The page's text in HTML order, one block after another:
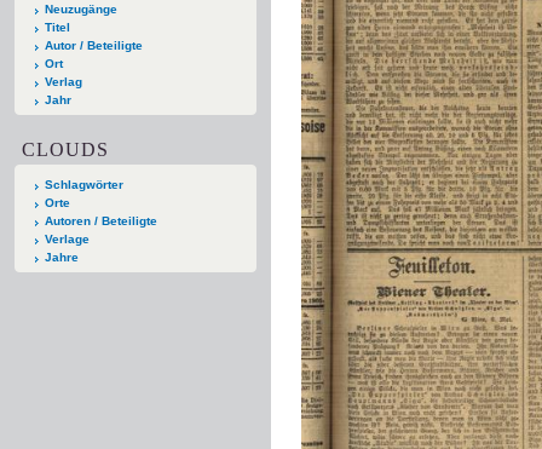
Neuzugänge
Titel
Autor / Beteiligte
Ort
Verlag
Jahr
CLOUDS
Schlagwörter
Orte
Autoren / Beteiligte
Verlage
Jahre